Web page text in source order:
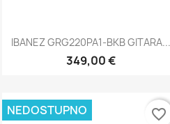
Brzi pregled
IBANEZ GRG220PA1-BKB GITARA...
349,00 €
NEDOSTUPNO favorite_border